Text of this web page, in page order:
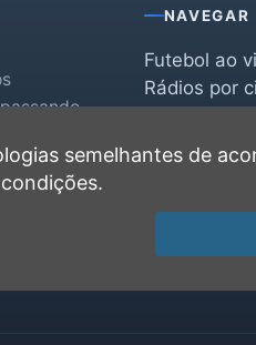
NAVEGAR
Futebol ao
Rádios por
Favoritas
semelhantes de